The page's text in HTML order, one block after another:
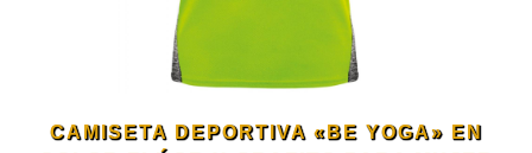
opciones
se
CAMISETA DEPORTIVA «BE YOGA» EN